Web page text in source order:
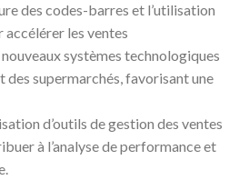
des codes-barres et l’utilisation
accélérer les ventes
systèmes technologiques
des supermarchés, favorisant une
d’outils de gestion des ventes
à l’analyse de performance et